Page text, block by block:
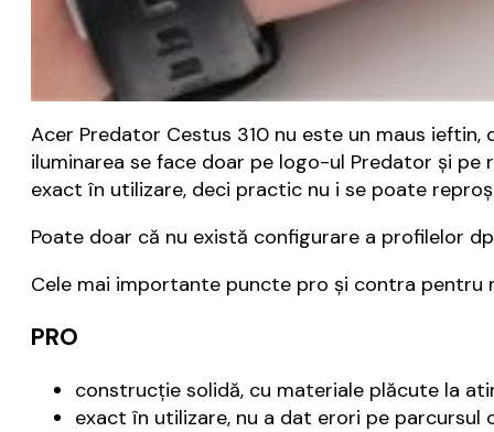
Acer Predator Cestus 310 nu este un maus
iluminarea se face doar pe logo-ul Predator și
exact în utilizare, deci practic nu i se poate
Poate doar că nu există configurare a profilelor
Cele mai importante puncte pro și contra pentru
PRO
construcție solidă, cu materiale plăcute la
exact în utilizare, nu a dat erori pe